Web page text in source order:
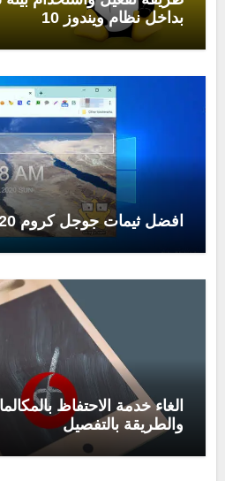
بداخل نظام ويندوز 10
افضل ثيمات جوجل كروم 2020
الغاء خدمة الاحتفاظ
والطريقة بالتفصيل